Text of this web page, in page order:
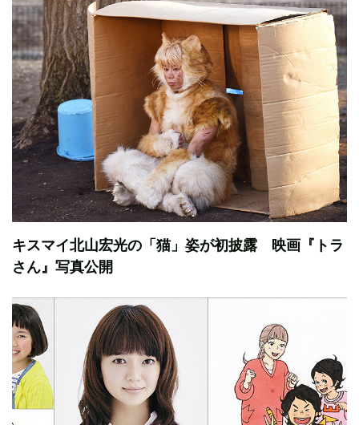
キスマイ北山宏光の「猫」姿が初披露 映画『トラ
さん』写真公開